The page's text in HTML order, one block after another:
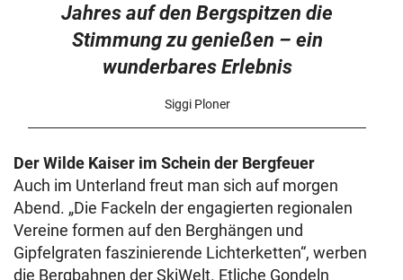
Jahres auf den Bergspitzen die
Stimmung zu genießen – ein
wunderbares Erlebnis
Siggi Ploner
Der Wilde Kaiser im Schein der Bergfeuer
Auch im Unterland freut man sich auf morgen
Abend. „Die Fackeln der engagierten regionalen
Vereine formen auf den Berghängen und
Gipfelgraten faszinierende Lichterketten“, werben
die Bergbahnen der SkiWelt. Etliche Gondeln